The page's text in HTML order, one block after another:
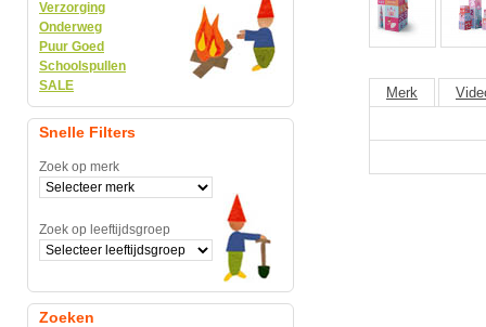
Merk
Verzorging
Onderweg
Puur Goed
Schoolspullen
SALE
Snelle Filters
Zoek op merk
Zoek op leeftijdsgroep
Zoeken